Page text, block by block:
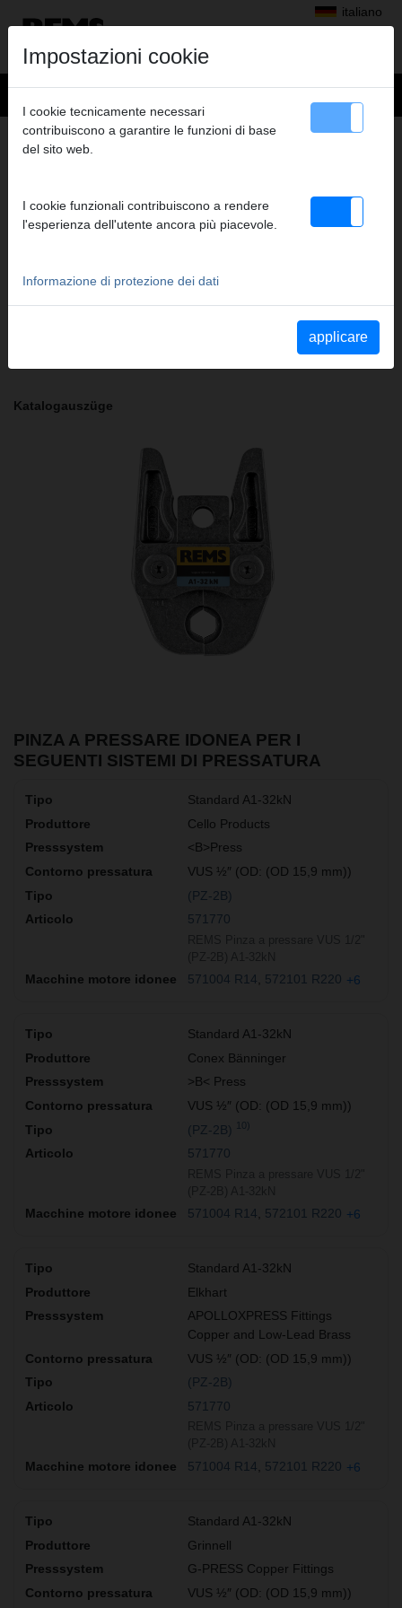
italiano
Prodotti>Pressatura radiale>Pinze a pressare/anelli a pressare REMS
> REMS Pinza a pressare VUS 1/2"
(PZ-2B) A1-32KN
Istruzioni di sicurezza PP/AP/PI/PP E01/Tagliacavo
Katalogauszüge
PINZA A PRESSARE IDONEA PER I
SEGUENTI SISTEMI DI PRESSATURA
Standard A1-32kN
Cello Products
<B>Press
VUS ½″ (OD: (OD 15,9 mm))
(PZ-2B)
571770
571004 R14 572101 R220 +6
Standard A1-32kN
Conex Bänninger
>B< Press
VUS ½″ (OD: (OD 15,9 mm))
(PZ-2B)
10)
571770
571004 R14 572101 R220 +6
Standard A1-32kN
Elkhart
APOLLOXPRESS Fittings
Copper and Low-Lead Brass
VUS ½″ (OD: (OD 15,9 mm))
(PZ-2B)
571770
571004 R14 572101 R220 +6
Standard A1-32kN
Grinnell
G-PRESS Copper Fittings
VUS ½″ (OD: (OD 15,9 mm))
Impostazioni cookie
I cookie tecnicamente necessari
contribuiscono a garantire le funzioni di base
del sito web.
I cookie funzionali contribuiscono a rendere
l'esperienza dell'utente ancora più piacevole.
Informazione di protezione dei dati
applicare